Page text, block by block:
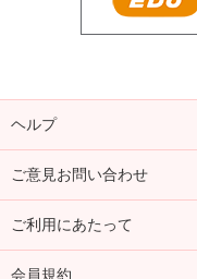
ヘルプ
ご意見お問い合わせ
ご利用にあたって
会員規約